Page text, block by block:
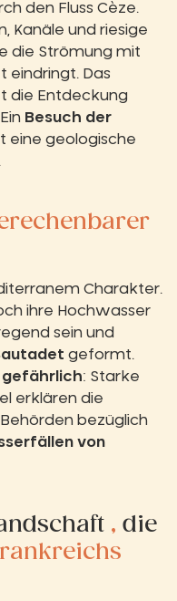
den Fluss Cèze.
Kanäle und riesige
die Strömung mit
eindringt. Das
die Entdeckung
Besuch der
eine geologische
Charakter.
ihre Hochwasser
sein und
geformt.
gefährlich: Starke
erklären die
bezüglich
von
, die